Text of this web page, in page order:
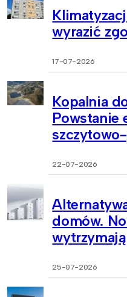
wyrazić
17-07-2026
Kopalnia
Powstanie
22-07-2026
domów.
25-07-2026